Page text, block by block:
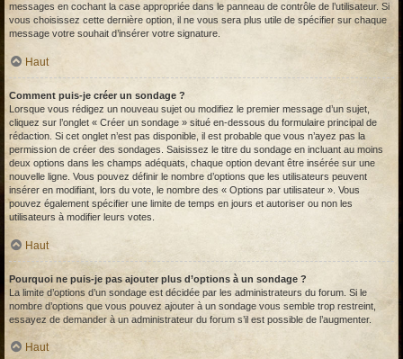
messages en cochant la case appropriée dans le panneau de contrôle de l’utilisateur. Si
vous choisissez cette dernière option, il ne vous sera plus utile de spécifier sur chaque
message votre souhait d’insérer votre signature.
Haut
Comment puis-je créer un sondage ?
Lorsque vous rédigez un nouveau sujet ou modifiez le premier message d’un sujet,
cliquez sur l’onglet « Créer un sondage » situé en-dessous du formulaire principal de
rédaction. Si cet onglet n’est pas disponible, il est probable que vous n’ayez pas la
permission de créer des sondages. Saisissez le titre du sondage en incluant au moins
deux options dans les champs adéquats, chaque option devant être insérée sur une
nouvelle ligne. Vous pouvez définir le nombre d’options que les utilisateurs peuvent
insérer en modifiant, lors du vote, le nombre des « Options par utilisateur ». Vous
pouvez également spécifier une limite de temps en jours et autoriser ou non les
utilisateurs à modifier leurs votes.
Haut
Pourquoi ne puis-je pas ajouter plus d’options à un sondage ?
La limite d’options d’un sondage est décidée par les administrateurs du forum. Si le
nombre d’options que vous pouvez ajouter à un sondage vous semble trop restreint,
essayez de demander à un administrateur du forum s’il est possible de l’augmenter.
Haut